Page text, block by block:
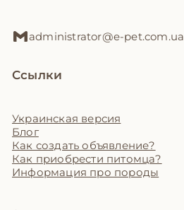
administrator@e-pet.com.ua
Ссылки
Украинская версия
Блог
Как создать объявление?
Как приобрести питомца?
Информация про породы